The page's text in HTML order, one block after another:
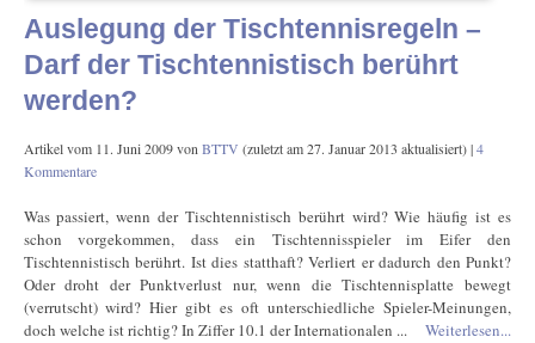
Auslegung der Tischtennisregeln –
Darf der Tischtennistisch berührt
werden?
Artikel vom 11. Juni 2009von BTTV (zuletzt am27. Januar 2013 aktualisiert) |4
Kommentare
Was passiert, wenn der Tischtennistisch berührt wird? Wie häufig ist es
schon vorgekommen, dass ein Tischtennisspieler im Eifer den
Tischtennistisch berührt. Ist dies statthaft? Verliert er dadurch den Punkt?
Oder droht der Punktverlust nur, wenn die Tischtennisplatte bewegt
(verrutscht) wird? Hier gibt es oft unterschiedliche Spieler-Meinungen,
doch welche ist richtig? In Ziffer 10.1 der Internationalen ...
Weiterlesen...